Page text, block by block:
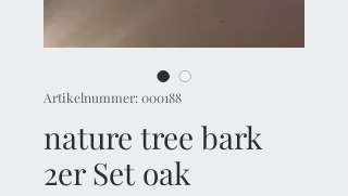
Artikelnummer: 000188
nature tree bark
2er Set oak